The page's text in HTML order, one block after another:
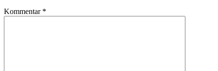
Kommentar *